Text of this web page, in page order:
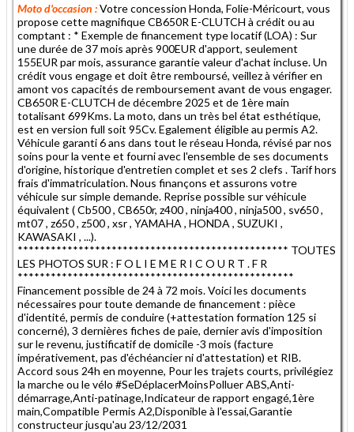
Moto d'occasion :Votre concession Honda, Folie-Méricourt, vous
propose cette magnifique CB650R E-CLUTCH à crédit ou au
comptant : * Exemple de financement type locatif (LOA) : Sur
une durée de 37 mois après 900EUR d'apport, seulement
155EUR par mois, assurance garantie valeur d'achat incluse. Un
crédit vous engage et doit être remboursé, veillez à vérifier en
amont vos capacités de remboursement avant de vous engager.
CB650R E-CLUTCH de décembre 2025 et de 1ère main
totalisant 699Kms. La moto, dans un très bel état esthétique,
est en version full soit 95Cv. Egalement éligible au permis A2.
Véhicule garanti 6 ans dans tout le réseau Honda, révisé par nos
soins pour la vente et fourni avec l'ensemble de ses documents
d'origine, historique d'entretien complet et ses 2 clefs . Tarif hors
frais d'immatriculation. Nous finançons et assurons votre
véhicule sur simple demande. Reprise possible sur véhicule
équivalent ( Cb500 , CB650r, z400 , ninja400 , ninja500 , sv650 ,
mt07 , z650 , z500 , xsr , YAMAHA , HONDA , SUZUKI ,
KAWASAKI , ...).
************************************************* TOUTES
LES PHOTOS SUR : F O L I E M E R I C O U R T . F R
**************************************************
Financement possible de 24 à 72 mois. Voici les documents
nécessaires pour toute demande de financement : pièce
d'identité, permis de conduire (+attestation formation 125 si
concerné), 3 dernières fiches de paie, dernier avis d'imposition
sur le revenu, justificatif de domicile -3 mois (facture
impérativement, pas d'échéancier ni d'attestation) et RIB.
Accord sous 24h en moyenne, Pour les trajets courts, privilégiez
la marche ou le vélo #SeDéplacerMoinsPolluer ABS,Anti-
démarrage,Anti-patinage,Indicateur de rapport engagé,1ère
main,Compatible Permis A2,Disponible à l'essai,Garantie
constructeur jusqu'au 23/12/2031